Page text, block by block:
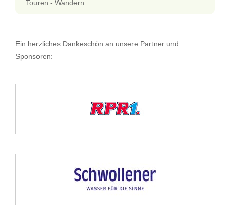
Touren - Wandern
Ein herzliches Dankeschön an unsere Partner und
Sponsoren: